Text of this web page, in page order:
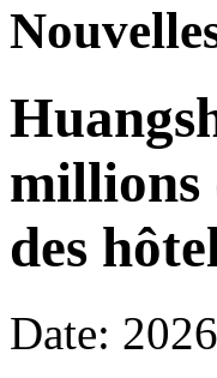
millions
des
Date: